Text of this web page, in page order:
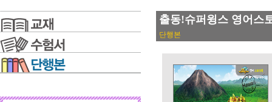
출동!슈퍼윙스 영어스
단행본